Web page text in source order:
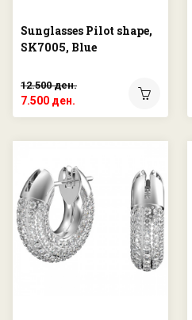
Sunglasses Pilot shape,
SK7005, Blue
12.500 ден.
7.500 ден.